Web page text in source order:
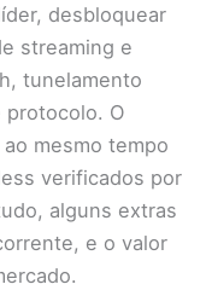
desbloquear
streaming e
tunelamento
protocolo. O
mesmo tempo
verificados por
alguns extras
e o valor